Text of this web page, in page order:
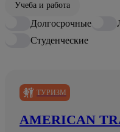
Учеба и работа
Долгосрочные
Студенческие
ТУРИЗМ
AMERICAN